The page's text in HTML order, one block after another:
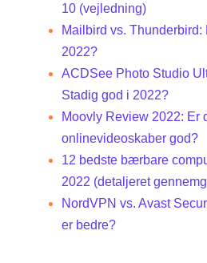
10 (vejledning)
Mailbird vs. Thunderbird:
2022?
ACDSee Photo Studio
Stadig god i 2022?
Moovly Review 2022: Er
onlinevideoskaber god?
12 bedste bærbare
2022 (detaljeret
NordVPN vs. Avast
er bedre?